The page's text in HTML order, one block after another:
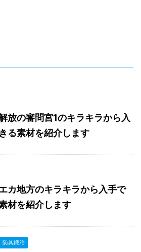
放の審問宮1のキラキラから入
る素材を紹介します
カ地方のキラキラから入手で
材を紹介します
防具鍛冶